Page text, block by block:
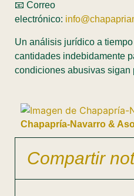
📧 Correo
electrónico:
Un análisis jurídico a
cantidades indebidamente
condiciones abusivas sigan
Chapapría-Navarro &
Compartir